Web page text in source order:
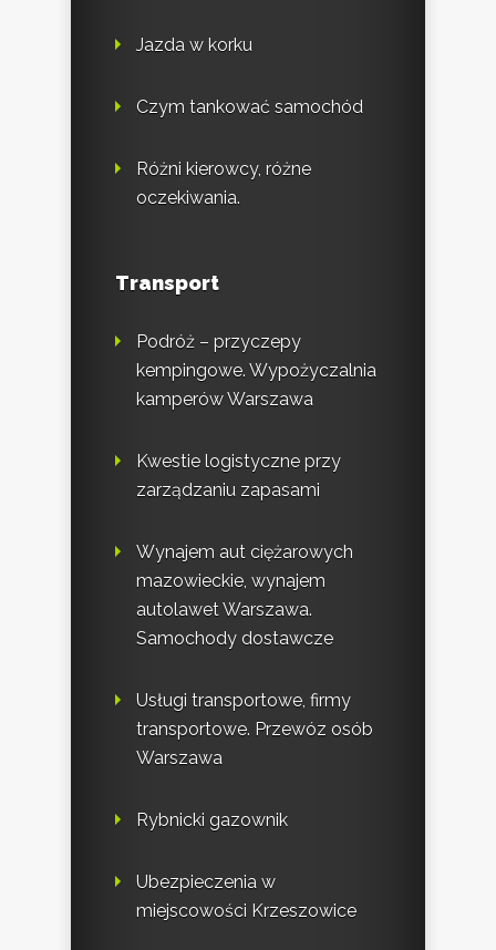
Jazda w korku
Czym tankować samochód
Różni kierowcy, różne
oczekiwania.
Transport
Podróż – przyczepy
kempingowe. Wypożyczalnia
kamperów Warszawa
Kwestie logistyczne przy
zarządzaniu zapasami
Wynajem aut ciężarowych
mazowieckie, wynajem
autolawet Warszawa.
Samochody dostawcze
Usługi transportowe, firmy
transportowe. Przewóz osób
Warszawa
Rybnicki gazownik
Ubezpieczenia w
miejscowości Krzeszowice